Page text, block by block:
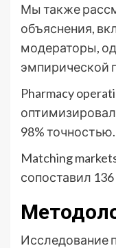
Мы также
объяснения,
модераторы,
эмпирической
Pharmacy
98% точностью.
Matching
сопоставил 136
Исследование